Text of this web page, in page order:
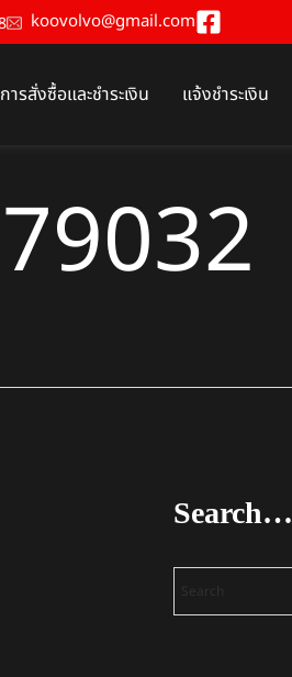
koovolvo@gmail.com
ารสั่งซื้อและชำระเงิน แจ้งชำระเงิน
Search…